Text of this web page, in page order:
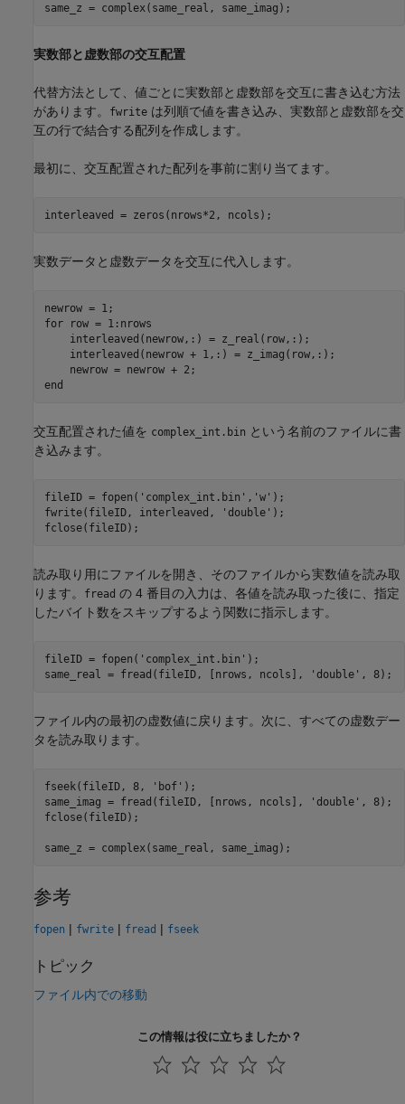
same_z = complex(same_real, same_imag);
実数部と虚数部の交互配置
代替方法として、値ごとに実数部と虚数部を交互に書き込む方法
があります。
fwrite は列順で値を書き込み、実数部と虚数部を交
互の行で結合する配列を作成します。
最初に、交互配置された配列を事前に割り当てます。
interleaved = zeros(nrows*2, ncols);
実数データと虚数データを交互に代入します。
for row = 1:nrows
    interleaved(newrow,:) = z_real(row,:);
    interleaved(newrow + 1,:) = z_imag(row,:);
end
交互配置された値を complex_int.bin という名前のファイルに書
き込みます。
fileID = fopen( 'complex_int.bin' , 'w' );
fwrite(fileID, interleaved,
'double' );
fclose(fileID);
読み取り用にファイルを開き、そのファイルから実数値を読み取
ります。
fread の 4 番目の入力は、各値を読み取った後に、指定
したバイト数をスキップするよう関数に指示します。
fileID = fopen( 'complex_int.bin' );
same_real = fread(fileID, [nrows, ncols],
'double' , 8);
ファイル内の最初の虚数値に戻ります。次に、すべての虚数デー
タを読み取ります。
fseek(fileID, 8, 'bof' );
same_imag = fread(fileID, [nrows, ncols],
'double' , 8);
fclose(fileID);
same_z = complex(same_real, same_imag);
参考
fopen | fwrite | fread | fseek
トピック
ファイル内での移動
この情報は役に立ちましたか？